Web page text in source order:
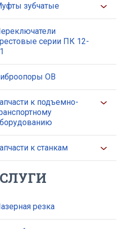
зубчатые
серии ПК 12-
ОВ
к подъемно-
к станкам
резка